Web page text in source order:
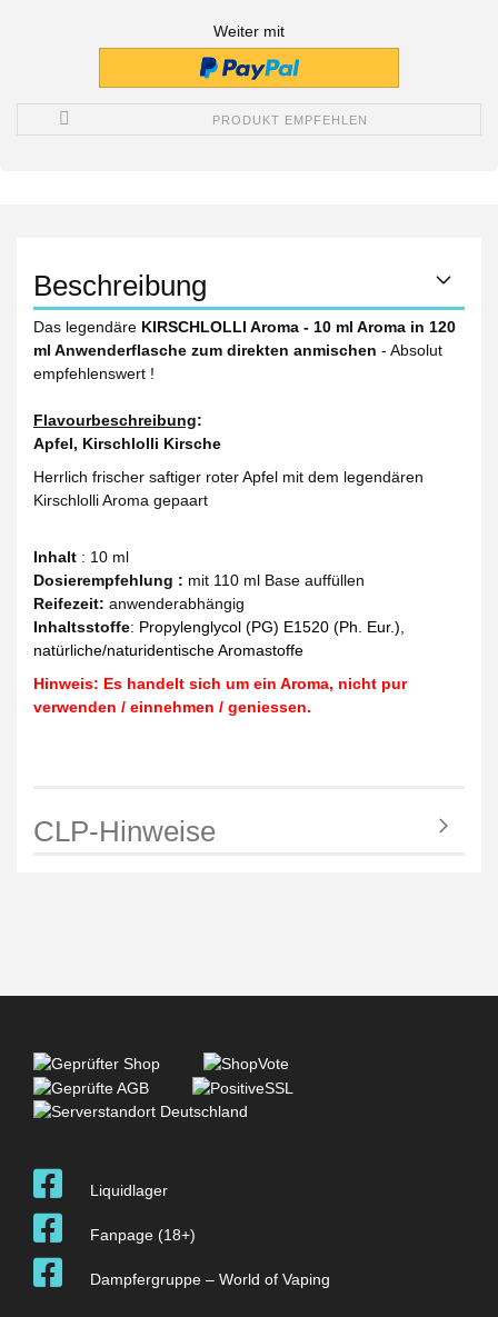
Weiter mit
PRODUKT EMPFEHLEN
Beschreibung
Das legendäre KIRSCHLOLLI Aroma - 10 ml Aroma in 120
ml Anwenderflasche zum direkten anmischen - Absolut
empfehlenswert !
Flavourbeschreibung:
Apfel, Kirschlolli Kirsche
Herrlich frischer saftiger roter Apfel mit dem legendären
Kirschlolli Aroma gepaart
Inhalt : 10 ml
Dosierempfehlung : mit 110 ml Base auffüllen
Reifezeit: anwenderabhängig
Inhaltsstoffe: Propylenglycol (PG) E1520 (Ph. Eur.),
natürliche/naturidentische Aromastoffe
Hinweis: Es handelt sich um ein Aroma, nicht pur
verwenden / einnehmen / geniessen.
CLP-Hinweise
Liquidlager
Fanpage (18+)
Dampfergruppe – World of Vaping